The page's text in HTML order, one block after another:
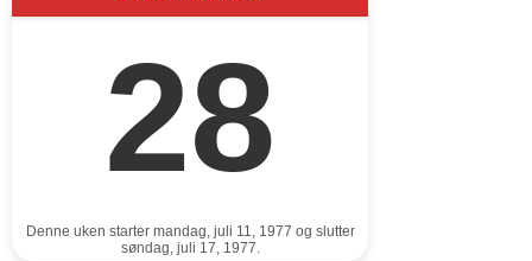
28
Denne uken starter mandag, juli 11, 1977 og slutter
søndag, juli 17, 1977.